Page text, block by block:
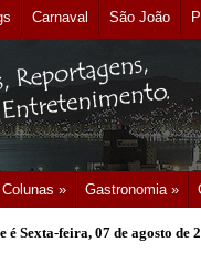
Carnaval São João
Colunas » Gastronomia »
é Sexta-feira, 07 de agosto de